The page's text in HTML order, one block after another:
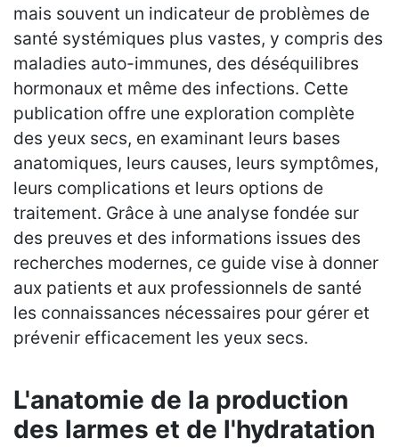
mais souvent un indicateur de problèmes de
santé systémiques plus vastes, y compris des
maladies auto-immunes, des déséquilibres
hormonaux et même des infections. Cette
publication offre une exploration complète
des yeux secs, en examinant leurs bases
anatomiques, leurs causes, leurs symptômes,
leurs complications et leurs options de
traitement. Grâce à une analyse fondée sur
des preuves et des informations issues des
recherches modernes, ce guide vise à donner
aux patients et aux professionnels de santé
les connaissances nécessaires pour gérer et
prévenir efficacement les yeux secs.
L'anatomie de la production
des larmes et de l'hydratation